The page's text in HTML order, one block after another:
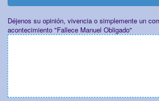
Déjenos su opinión, vivencia o simplemente un
acontecimiento "Fallece Manuel Obligado"